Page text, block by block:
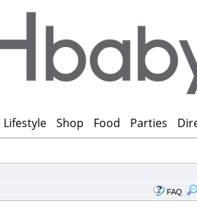
Lifestyle Shop Food Parties
FAQ